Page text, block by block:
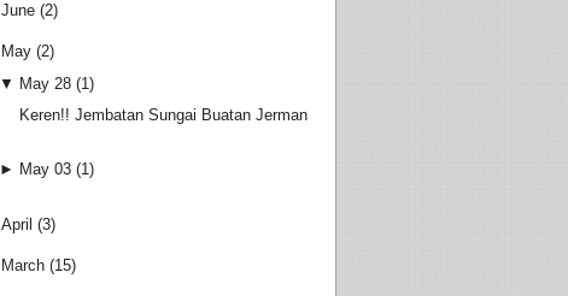
June (2)
May (2)
▼ May 28 (1)
Keren!! Jembatan Sungai Buatan Jerman
► May 03 (1)
April (3)
March (15)